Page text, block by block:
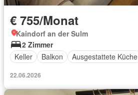
€ 755/Monat
Kaindorf an der Sulm
2 Zimmer
Keller
Balkon Ausgestattete Küche
22.06.2026